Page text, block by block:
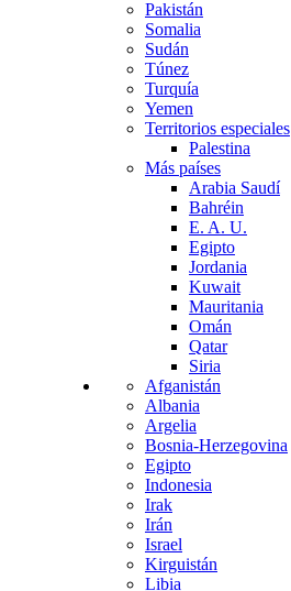
Pakistán
Somalia
Sudán
Túnez
Turquía
Yemen
Territorios especiales
Palestina
Más países
Arabia Saudí
Bahréin
E. A. U.
Egipto
Jordania
Kuwait
Mauritania
Omán
Qatar
Siria
Afganistán
Albania
Argelia
Bosnia-Herzegovina
Egipto
Indonesia
Irak
Irán
Israel
Kirguistán
Libia